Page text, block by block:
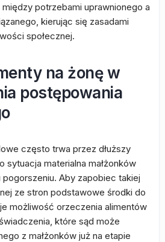
potrzebami uprawnionego a
kierując się zasadami
społecznej.
na żonę w
postępowania
często trwa przez dłuższy
sytuacja materialna małżonków
Aby zapobiec takiej
ze stron podstawowe środki do
możliwość orzeczenia alimentów
które sąd może
z małżonków już na etapie